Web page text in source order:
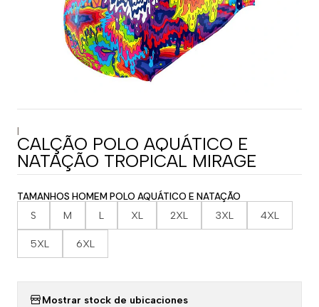
|
CALÇÃO POLO AQUÁTICO E
NATAÇÃO TROPICAL MIRAGE
TAMANHOS HOMEM POLO AQUÁTICO E NATAÇÃO
S M L XL 2XL 3XL 4XL
5XL 6XL
Mostrar stock de ubicaciones